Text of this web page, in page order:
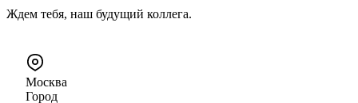
Ждем тебя, наш будущий коллега.
Москва
Город